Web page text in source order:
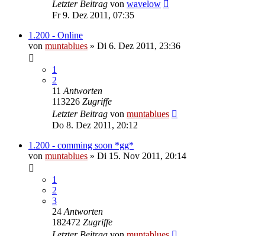
Letzter Beitrag von wavelow
Fr 9. Dez 2011, 07:35
1.200 - Online
von muntablues » Di 6. Dez 2011, 23:36
1
2
11 Antworten
113226 Zugriffe
Letzter Beitrag von muntablues
Do 8. Dez 2011, 20:12
1.200 - comming soon *gg*
von muntablues » Di 15. Nov 2011, 20:14
1
2
3
24 Antworten
182472 Zugriffe